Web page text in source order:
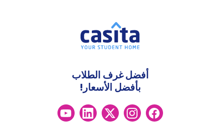
أفضل غرف الطلاب
بأفضل الأسعار!